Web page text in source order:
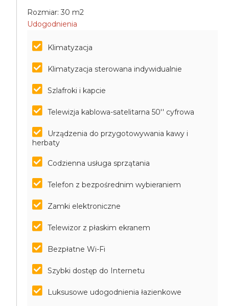
Rozmiar: 30 m2
Udogodnienia
Klimatyzacja
Klimatyzacja sterowana indywidualnie
Szlafroki i kapcie
Telewizja kablowa-satelitarna 50'' cyfrowa
Urządzenia do przygotowywania kawy i
herbaty
Codzienna usługa sprzątania
Telefon z bezpośrednim wybieraniem
Zamki elektroniczne
Telewizor z płaskim ekranem
Bezpłatne Wi-Fi
Szybki dostęp do Internetu
Luksusowe udogodnienia łazienkowe